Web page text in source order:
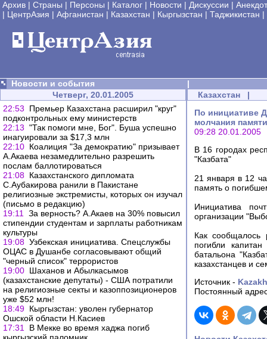
Архив | Страны | Персоны | Каталог | Новости | Дискуссии |
| ЦентрАзия | Афганистан | Казахстан | Кыргызстан | Таджикистан |
Новости и события
|
Четверг, 20.01.2005
22:53
Премьер Казахстана расширил "круг"
подконтрольных ему министерств
22:13 "Так помоги мне, Бог". Буша успешно
инагуировали за $17,3 млн
22:10 Коалиция "За демократию" призывает
А.Акаева незамедлительно разрешить
послам баллотироваться
21:08 Казахстанского дипломата
С.Аубакирова ранили в Пакистане
религиозные экстремисты, которых он изучал
(письмо в редакцию)
19:11
За верность? А.Акаев на 30% повысил
стипендии студентам и зарплаты работникам
культуры
19:08 Узбекская инициатива. Спецслужбы
ОЦАС в Душанбе согласовывают общий
"черный список" террористов
19:00 Шаханов и Абылкасымов
(казахстанские депутаты) - США потратили
на религиозные секты и казоппозиционеров
уже $52 млн!
18:49 Кыргызстан: уволен губернатор
Ошской области Н.Касиев
17:31
В Мекке во время хаджа погиб
Казахстан |
По инициативе
молчания
09:28 20.01.2005
В 16 городах
"Казбата"
21 января в 12
память о
Инициатива
организации
Как сообщалось
погибли капитан
батальона
казахстанцев и
Источник -
Постоянный